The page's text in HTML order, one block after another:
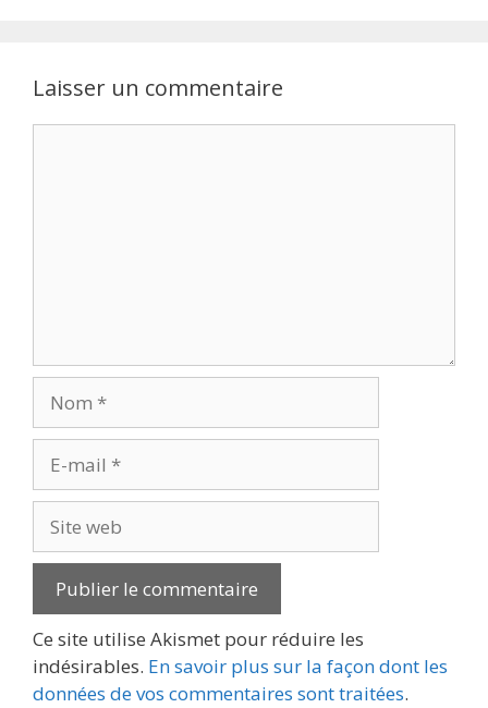
Laisser un commentaire
mail
web
Ce site utilise Akismet pour réduire les
indésirables. En savoir plus sur la façon dont les
données de vos commentaires sont traitées.